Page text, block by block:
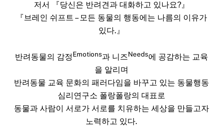
저서 『당신은 반려견과 대화하고 있나요?』
『브레인 쉬프트 – 모든 동물의 행동에는 나름의 이유가
있다.』
반려동물의 감정Emotions과 니즈Needs에 공감하는 교육
을 알리며
반려동물 교육 문화의 패러다임을 바꾸고 있는 동물행동
심리연구소 폴랑폴랑의 대표로
동물과 사람이 서로가 서로를 치유하는 세상을 만들고자
노력하고 있다.